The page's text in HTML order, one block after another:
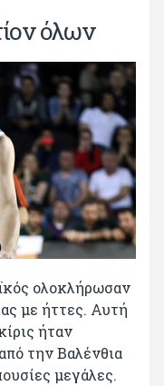
όλων
ολοκλήρωσαν
με ήττες. Αυτή
ήταν
την Βαλένθια
μεγάλες.